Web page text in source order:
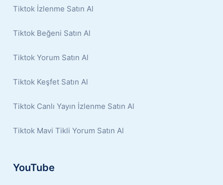
Tiktok İzlenme Satın Al
Tiktok Beğeni Satın Al
Tiktok Yorum Satın Al
Tiktok Keşfet Satın Al
Tiktok Canlı Yayın İzlenme Satın Al
Tiktok Mavi Tikli Yorum Satın Al
YouTube